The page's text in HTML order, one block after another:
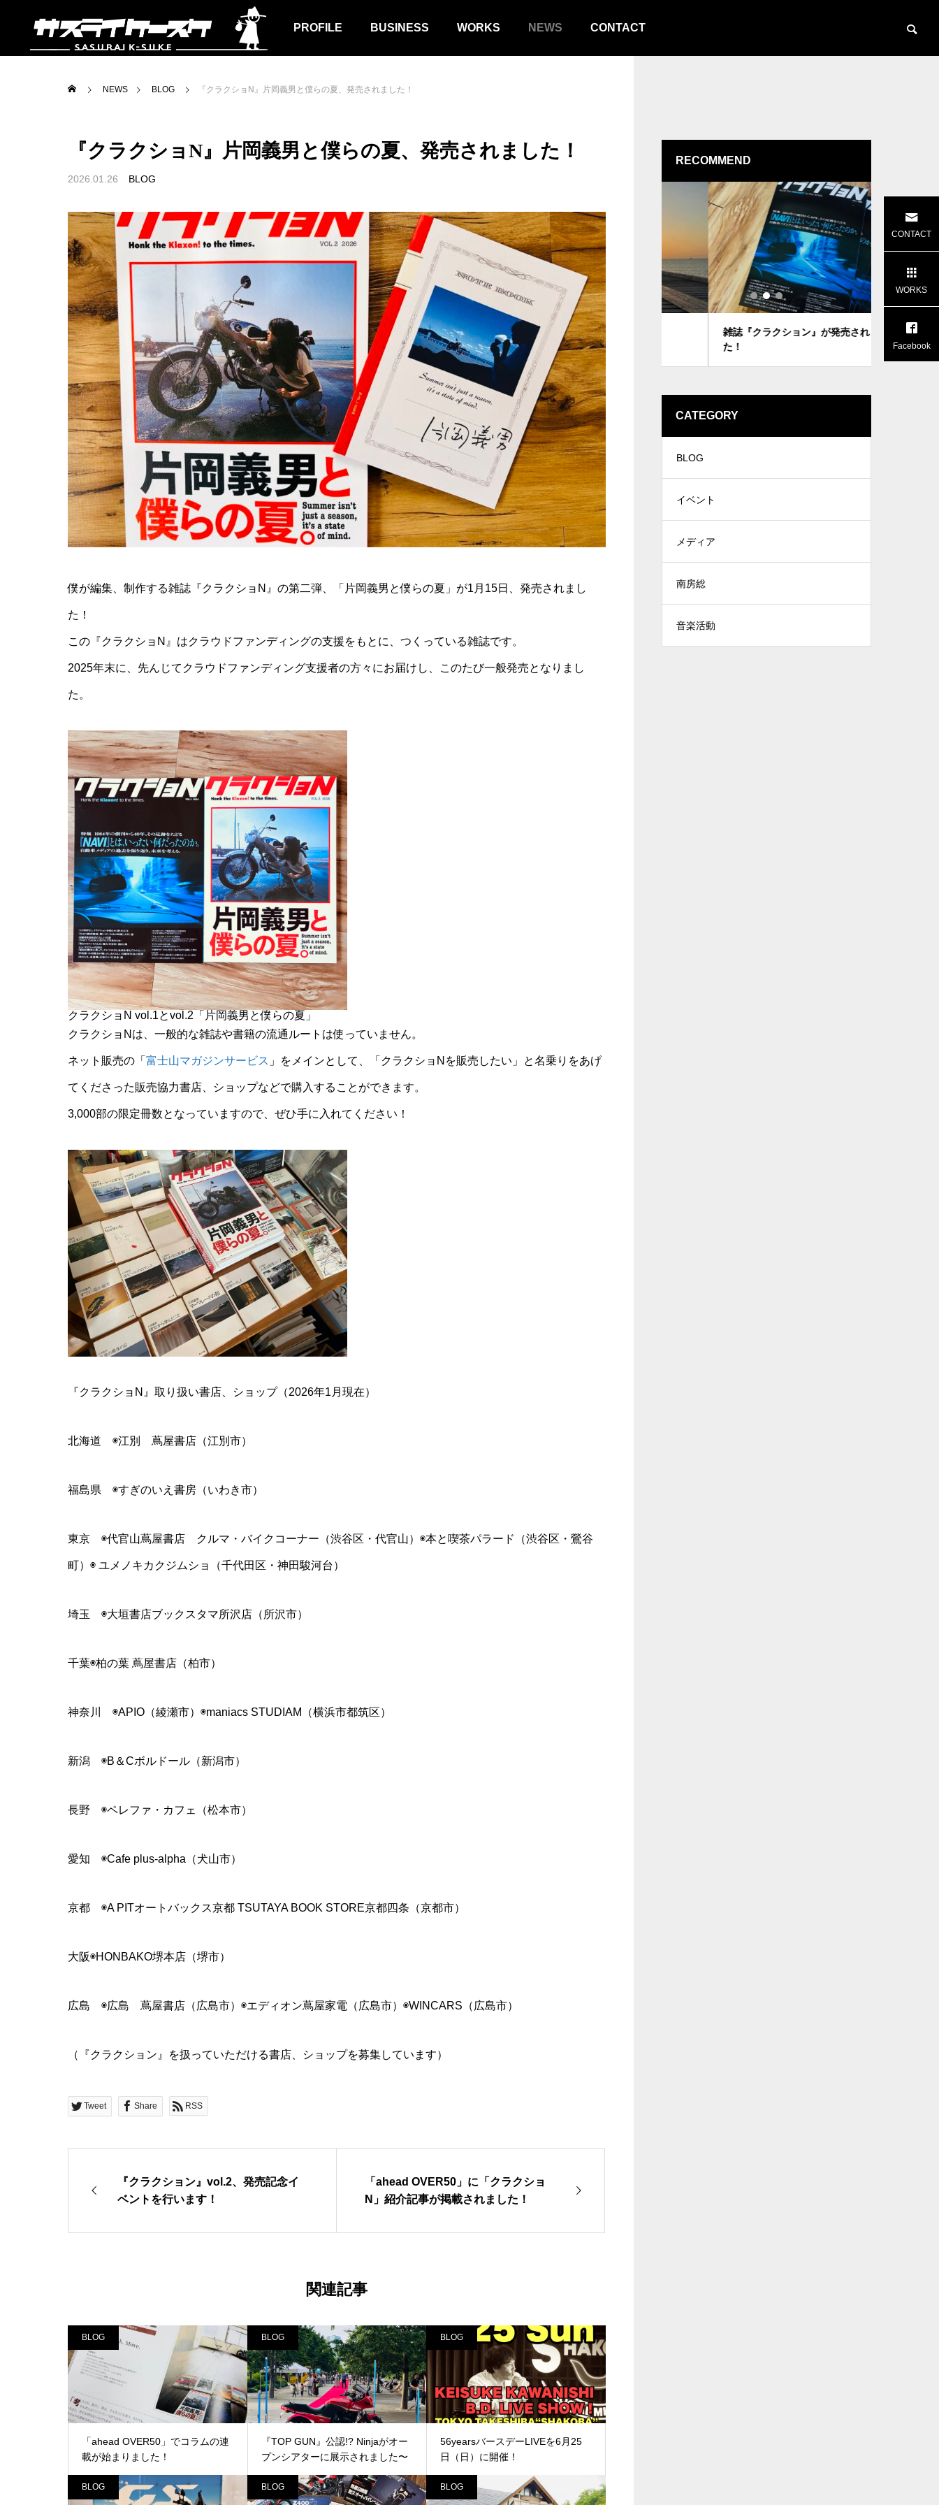
PROFILE BUSINESS WORKS NEWS CONTACT
ALL
神田神保町「PASSAGE SOLIDA」で
１日店長をつとめました。
BLOG
BMW F450GSの発表会に行ってきまし
た。
かずさFM「Here and Now from Mina
miboso」に出演しました！
BLOG
80年代バイクのカタログを販売します
BLOG
神田神保
１日店長
BLOG
NEWS BLOG 『クラクショN』片岡義男と僕らの夏、発売されました！
『クラクショN』片岡義男と僕らの夏、発売されました！
2026.01.26 BLOG
僕が編集、制作する雑誌『クラクショN』の第二弾、「片岡義男と僕らの夏」が1月15日、発売されまし
た！
この『クラクショN』はクラウドファンディングの支援をもとに、つくっている雑誌です。
2025年末に、先んじてクラウドファンディング支援者の方々にお届けし、このたび一般発売となりまし
た。
クラクショN vol.1とvol.2「片岡義男と僕らの夏」
クラクショNは、一般的な雑誌や書籍の流通ルートは使っていません。
ネット販売の「 富士山マガジンサービス 」をメインとして、「クラクショNを販売したい」と名乗りをあげ
てくださった販売協力書店、ショップなどで購入することができます。
3,000部の限定冊数となっていますので、ぜひ手に入れてください！
『クラクショN』取り扱い書店、ショップ（2026年1月現在）
北海道 ◉江別 蔦屋書店（江別市）
福島県 ◉すぎのいえ書房（いわき市）
東京 ◉代官山蔦屋書店 クルマ・バイクコーナー（渋谷区・代官山）◉本と喫茶パラード（渋谷区・鶯谷
町）◉ ユメノキカクジムショ（千代田区・神田駿河台）
埼玉 ◉大垣書店ブックスタマ所沢店（所沢市）
千葉◉柏の葉 蔦屋書店（柏市）
神奈川 ◉APIO（綾瀬市）◉maniacs STUDIAM（横浜市都筑区）
新潟 ◉B＆Cボルドール（新潟市）
長野 ◉ペレファ・カフェ（松本市）
愛知 ◉Cafe plus-alpha（犬山市）
京都 ◉A PITオートバックス京都 TSUTAYA BOOK STORE京都四条（京都市）
大阪◉HONBAKO堺本店（堺市）
広島 ◉広島 蔦屋書店（広島市）◉エディオン蔦屋家電（広島市）◉WINCARS（広島市）
（『クラクション』を扱っていただける書店、ショップを募集しています）
Tweet Share RSS
『クラクション』vol.2、発売記念イ
ベントを行います！
「ahead OVER50」に「クラクショ
N」紹介記事が掲載されました！
関連記事
BLOG
「ahead OVER50」でコラムの連
載が始まりました！
BLOG
『TOP GUN』公認!? Ninjaがオー
プンシアターに展示されました〜
BLOG
56yearsバースデーLIVEを6月25
日（日）に開催！
BLOG BLOG BLOG
RECOMMEND
6月25日、1日店長やります！ 南房総の夕陽
雑誌『クラクション』が発売されまし
6月25日、
CATEGORY
BLOG
イベント
メディア
南房総
音楽活動
CONTACT
WORKS
Facebook